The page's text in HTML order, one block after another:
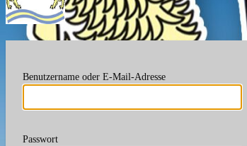
Benutzername oder E-Mail-Adresse
Passwort